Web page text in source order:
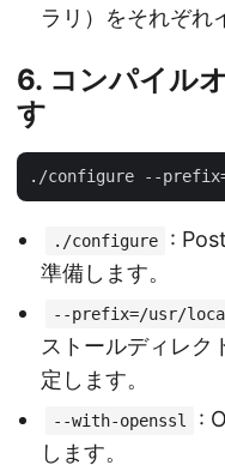
ラリ）をそれぞれ
6. コンパイル
す
./configure
:
準備します。
--prefix=/usr/
ストールディレク
定します。
--with-openssl
:
します。